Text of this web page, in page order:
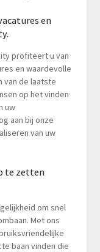
en
profiteert u van
en waardevolle
van de laatste
op het vinden
uw
aan bij onze
van uw
te zetten
om snel
Met ons
baan vinden die